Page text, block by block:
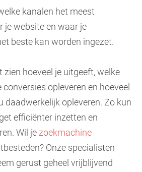
kanalen het meest
je website en waar je
beste kan worden ingezet.
hoeveel je uitgeeft, welke
conversies opleveren en hoeveel
daadwerkelijk opleveren. Zo kun
efficiënter inzetten en
Wil je zoekmachine
Onze specialisten
gerust geheel vrijblijvend